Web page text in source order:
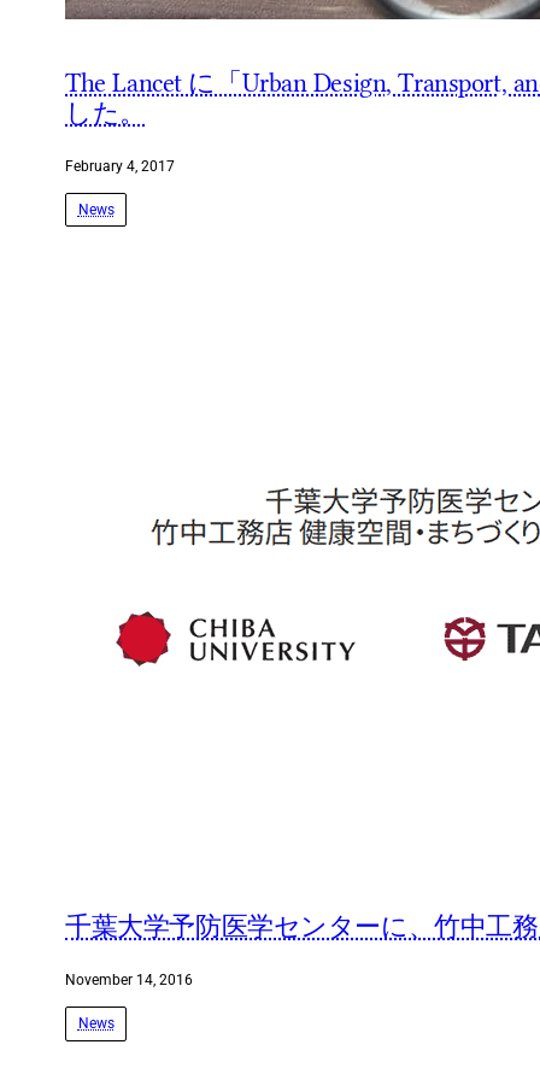
The Lancet に「Urban Design,
した。
February 4, 2017
News
千葉大学予防医学センターに、竹中工
November 14, 2016
News